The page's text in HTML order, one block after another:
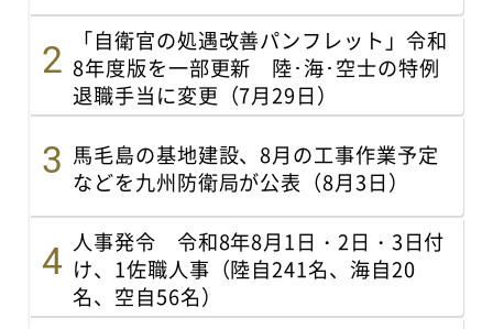
「自衛官の処遇改善パンフレット」令和
8年度版を一部更新 陸･海･空士の特例
退職手当に変更（7月29日）
馬毛島の基地建設、8月の工事作業予定
などを九州防衛局が公表（8月3日）
人事発令 令和8年8月1日・2日・3日付
け、1佐職人事（陸自241名、海自20
名、空自56名）